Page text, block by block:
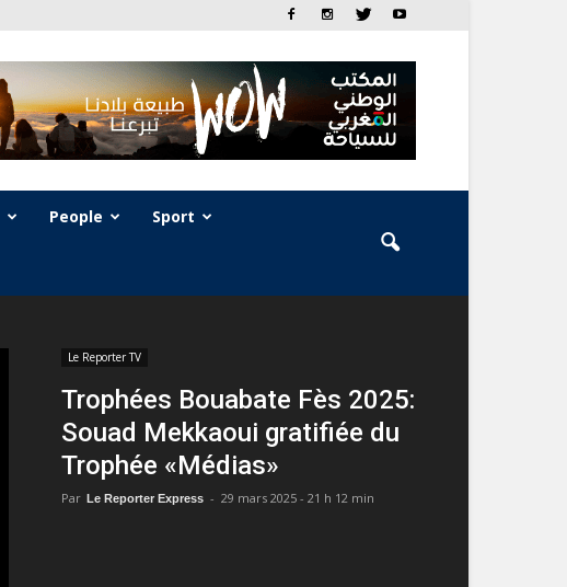
People Sport
Le Reporter TV
Trophées Bouabate Fès 2025:
Souad Mekkaoui gratifiée du
Trophée «Médias»
Par Le Reporter Express - 29 mars 2025 - 21 h 12 min